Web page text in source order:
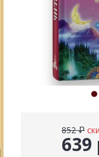
639
852 ₽